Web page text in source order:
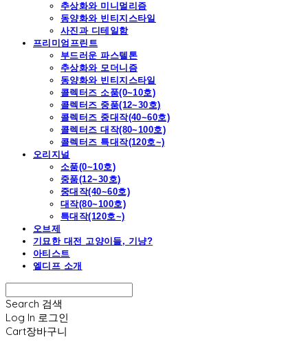
추상화와 미니멀리즘
동양화와 빈티지스타일
사진과 디테일함
프리미엄프린트
부드러운 파스텔톤
추상화와 모더니즘
동양화와 빈티지스타일
콜렉터즈 소품(0~10호)
콜렉터즈 중품(12~30호)
콜렉터즈 중대작(40~60호)
콜렉터즈 대작(80~100호)
콜렉터즈 특대작(120호~)
오리지널
소품(0~10호)
중품(12~30호)
중대작(40~60호)
대작(80~100호)
특대작(120호~)
오브제
기묘한 대전 고양이들, 기냥?
아티스트
엘디프 소개
Search 검색
Log In 로그인
Cart장바구니